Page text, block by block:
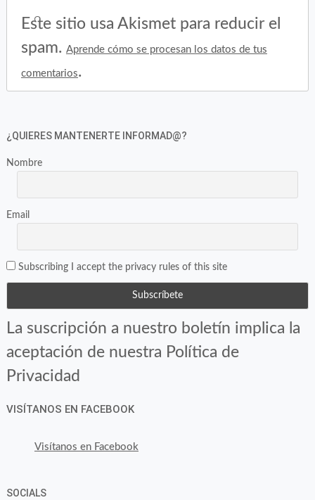
Este sitio usa Akismet para reducir el
spam. Aprende cómo se procesan los datos de tus
comentarios.
¿QUIERES MANTENERTE INFORMAD@?
Nombre
Email
Subscribing I accept the privacy rules of this site
La suscripción a nuestro boletín implica la
aceptación de nuestra Política de
Privacidad
VISÍTANOS EN FACEBOOK
Visítanos en Facebook
SOCIALS